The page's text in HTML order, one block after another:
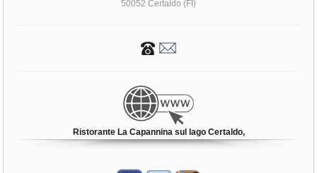
50052 Certaldo (FI)
Ristorante La Capannina sul lago Certaldo,